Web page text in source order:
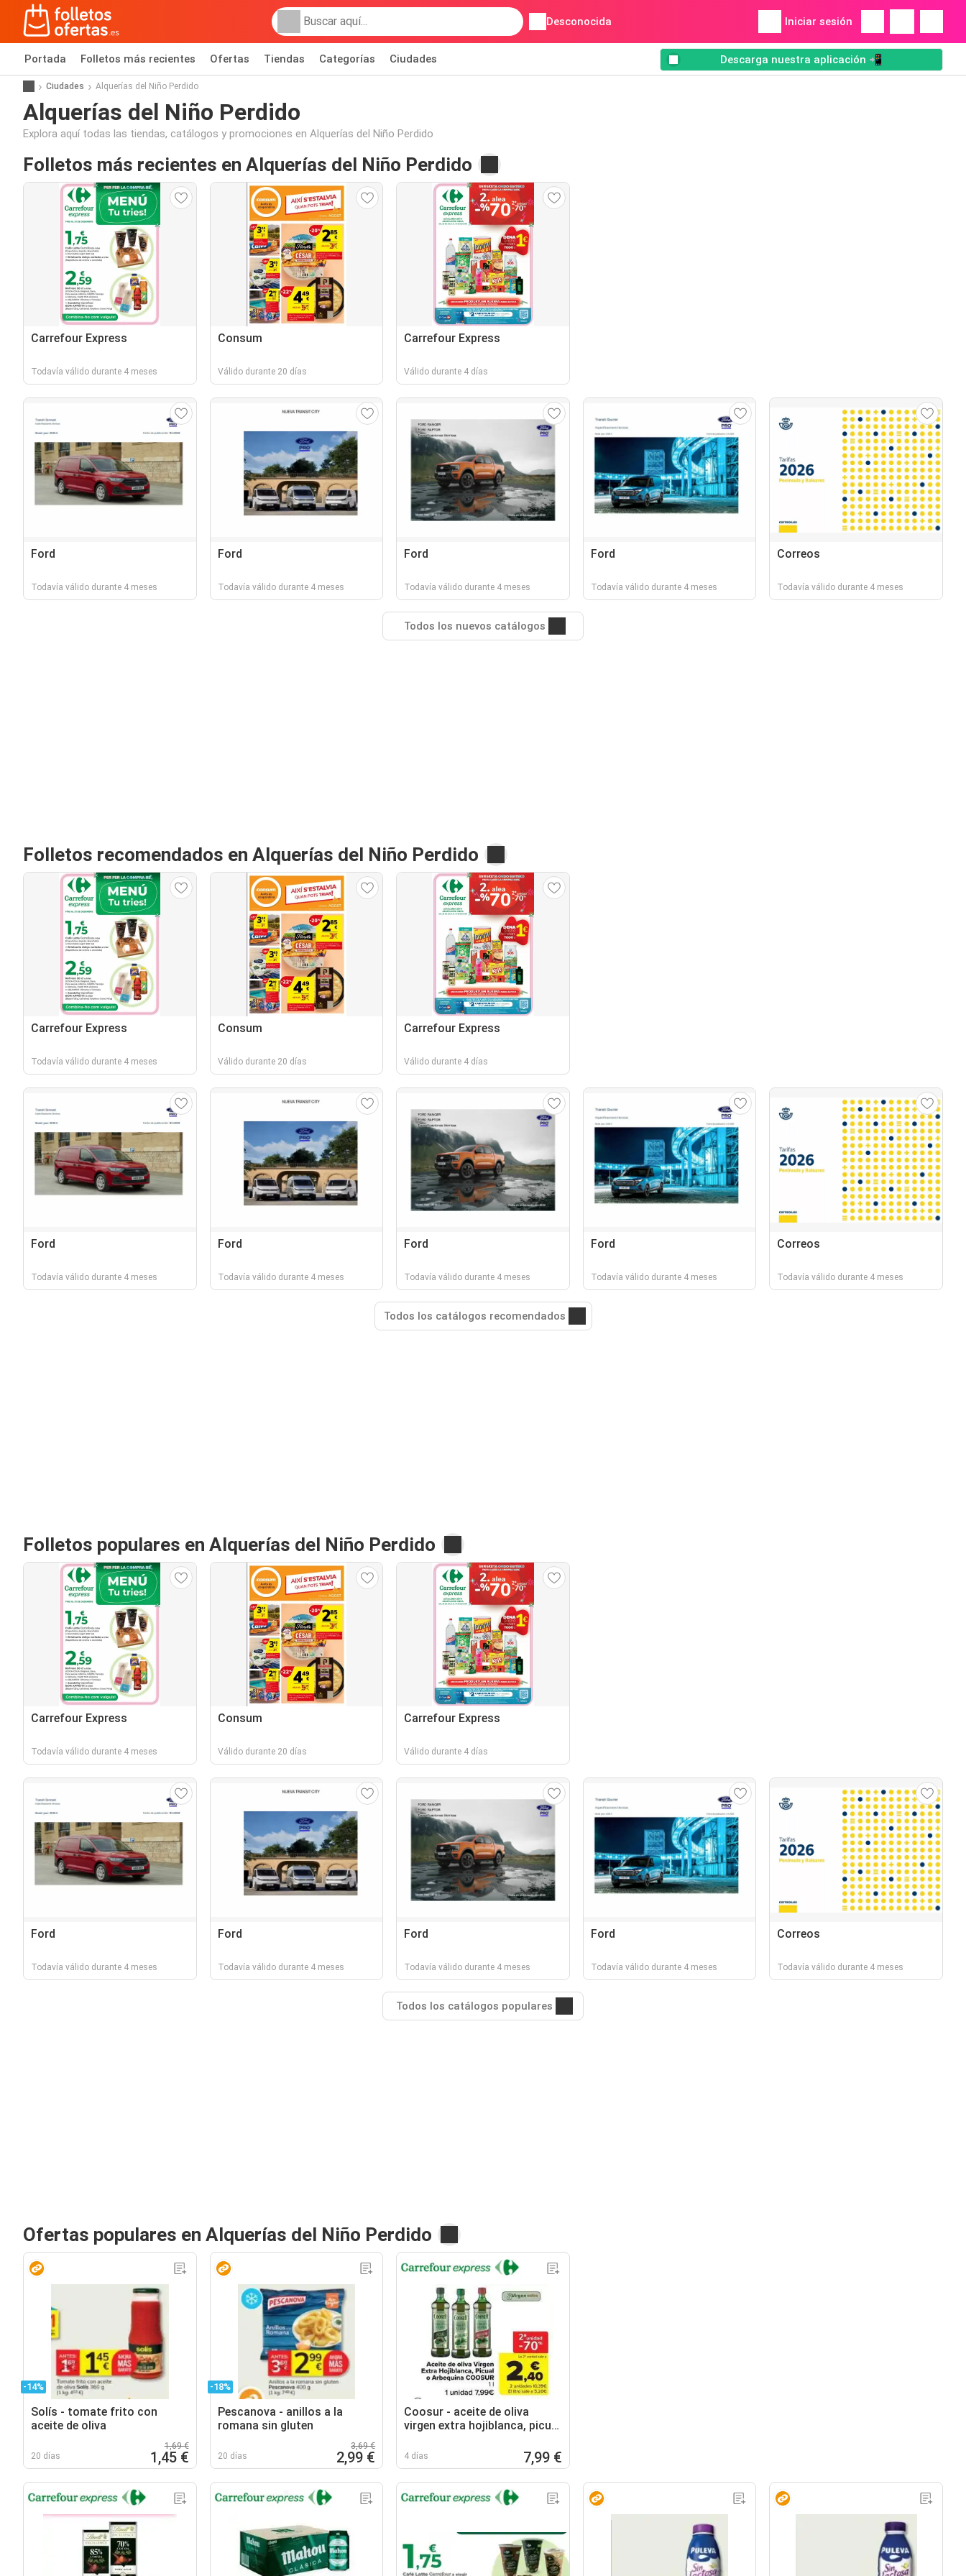
Desconocida Iniciar sesión
Portada Folletos más recientes Ofertas Tiendas Categorías Ciudades Descarga nuestra aplicación 📲
Ciudades Alquerías del Niño Perdido
Alquerías del Niño Perdido
Explora aquí todas las tiendas, catálogos y promociones en Alquerías del Niño Perdido
Folletos más recientes en Alquerías del Niño Perdido
Carrefour Express
Todavía válido durante 4 meses
Consum
Válido durante 20 días
Carrefour Express
Válido durante 4 días
Ford
Todavía válido durante 4 meses
Ford
Todavía válido durante 4 meses
Ford
Todavía válido durante 4 meses
Ford
Todavía válido durante 4 meses
Correos
Todavía válido durante 4 meses
Todos los nuevos catálogos
Folletos recomendados en Alquerías del Niño Perdido
Carrefour Express
Todavía válido durante 4 meses
Consum
Válido durante 20 días
Carrefour Express
Válido durante 4 días
Ford
Todavía válido durante 4 meses
Ford
Todavía válido durante 4 meses
Ford
Todavía válido durante 4 meses
Ford
Todavía válido durante 4 meses
Correos
Todavía válido durante 4 meses
Todos los catálogos recomendados
Folletos populares en Alquerías del Niño Perdido
Carrefour Express
Todavía válido durante 4 meses
Consum
Válido durante 20 días
Carrefour Express
Válido durante 4 días
Ford
Todavía válido durante 4 meses
Ford
Todavía válido durante 4 meses
Ford
Todavía válido durante 4 meses
Ford
Todavía válido durante 4 meses
Correos
Todavía válido durante 4 meses
Todos los catálogos populares
Ofertas populares en Alquerías del Niño Perdido
-14%
Solís - tomate frito con
aceite de oliva
20 días
1,69 €
1,45 €
-18%
Pescanova - anillos a la
romana sin gluten
20 días
3,69 €
2,99 €
Coosur - aceite de oliva
virgen extra hojiblanca, picual
4 días 7,99 €